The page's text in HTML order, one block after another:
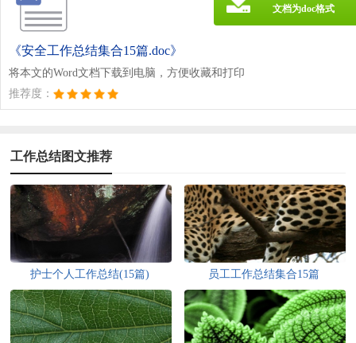
《安全工作总结集合15篇.doc》
将本文的Word文档下载到电脑，方便收藏和打印
推荐度：
文档为doc格式
工作总结图文推荐
护士个人工作总结(15篇) 员工工作总结集合15篇